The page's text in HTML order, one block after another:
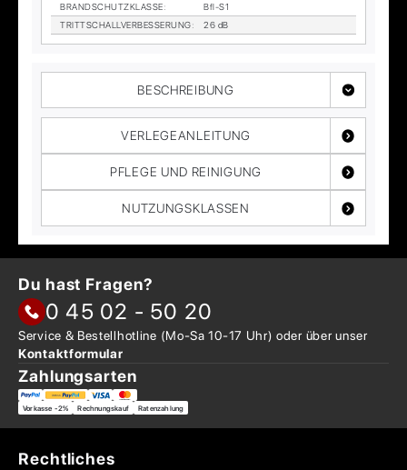
BRAND­SCHUTZ­KLAS­SE:
Bfl-S1
TRITT­SCHALL­VER­BES­SE­RUNG: 26 dB
BESCHREIBUNG
VERLEGEANLEITUNG
PFLEGE UND REINIGUNG
NUTZUNGSKLASSEN
Du hast Fragen?
0 45 02 - 50 20
Service & Bestellhotline (Mo-Sa 10-17 Uhr) oder überunser
Kontaktformular
Zahlungsarten
Vorkasse -2% Rechnungskauf Ratenzahlung
Rechtliches